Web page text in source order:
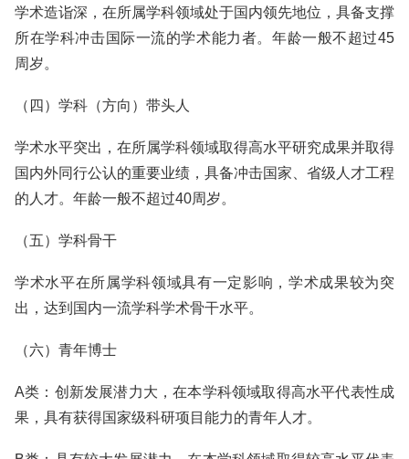
学术造诣深，在所属学科领域处于国内领先地位，具备支撑
所在学科冲击国际一流的学术能力者。年龄一般不超过45
周岁。
（四）学科（方向）带头人
学术水平突出，在所属学科领域取得高水平研究成果并取得
国内外同行公认的重要业绩，具备冲击国家、省级人才工程
的人才。年龄一般不超过40周岁。
（五）学科骨干
学术水平在所属学科领域具有一定影响，学术成果较为突
出，达到国内一流学科学术骨干水平。
（六）青年博士
A类：创新发展潜力大，在本学科领域取得高水平代表性成
果，具有获得国家级科研项目能力的青年人才。